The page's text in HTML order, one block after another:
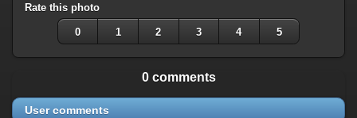
Rate this photo
0 1 2 3 4 5
0 comments
User comments